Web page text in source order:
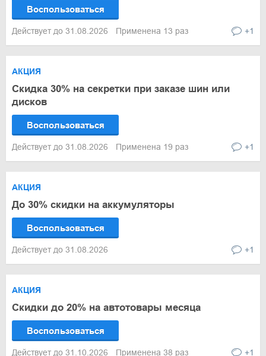
Воспользоваться
Действует до 31.08.2026 Применена 13 раз +1
АКЦИЯ
Скидка 30% на секретки при заказе шин или
дисков
Воспользоваться
Действует до 31.08.2026 Применена 19 раз +1
АКЦИЯ
До 30% скидки на аккумуляторы
Воспользоваться
Действует до 31.08.2026 +1
АКЦИЯ
Скидки до 20% на автотовары месяца
Воспользоваться
Действует до 31.10.2026 Применена 38 раз +1